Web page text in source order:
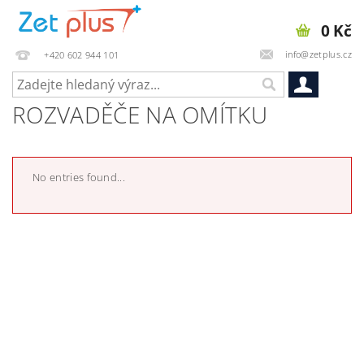
+420 602 944 101 info@zetplus.cz
0 Kč
ROZVADĚČE NA OMÍTKU
No entries found...